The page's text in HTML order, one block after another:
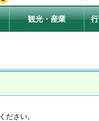
観光・産業
ださい。